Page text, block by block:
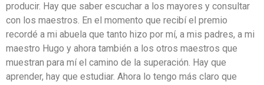
producir. Hay que saber escuchar a los mayores y consultar
con los maestros. En el momento que recibí el premio
recordé a mi abuela que tanto hizo por mí, a mis padres, a mi
maestro Hugo y ahora también a los otros maestros que
muestran para mí el camino de la superación. Hay que
aprender, hay que estudiar. Ahora lo tengo más claro que